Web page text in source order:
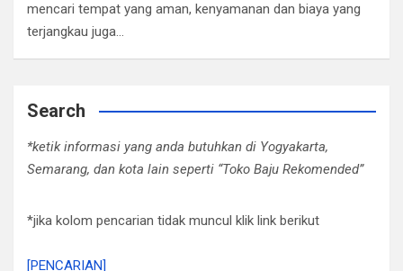
mencari tempat yang aman, kenyamanan dan biaya yang
terjangkau juga…
Search
*ketik informasi yang anda butuhkan di Yogyakarta,
Semarang, dan kota lain seperti “Toko Baju Rekomended”
*jika kolom pencarian tidak muncul klik link berikut
[PENCARIAN]